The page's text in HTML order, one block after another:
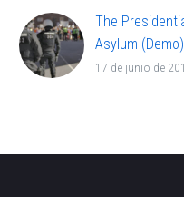
et dolore.
The
Asylum (Demo)
Lorem ipsum
17 de junio de